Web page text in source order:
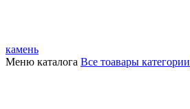
камень
Меню каталога Все тоавары категории